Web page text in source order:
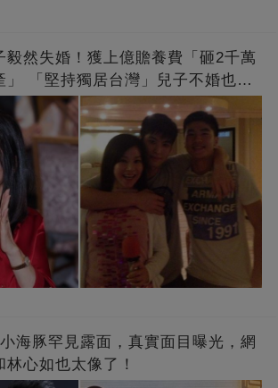
毅然失婚！獲上億贍養費「砸2千萬
」 「堅持獨居台灣」兒子不婚也支
海豚罕見露面，真實面目曝光，網
心如也太像了！